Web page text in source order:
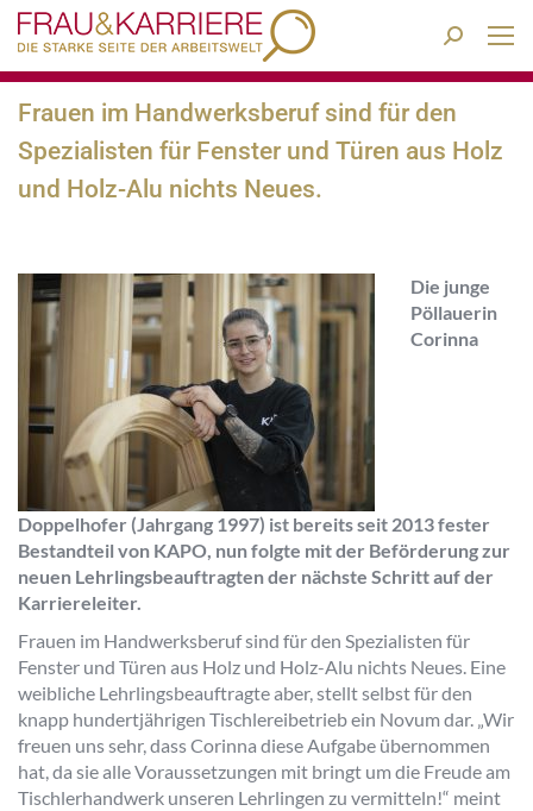
Search:
Frauen im Handwerksberuf sind für den
Spezialisten für Fenster und Türen aus Holz
und Holz-Alu nichts Neues.
Die junge
Pöllauerin
Corinna
Doppelhofer (Jahrgang 1997) ist bereits seit 2013 fester
Bestandteil von KAPO, nun folgte mit der Beförderung zur
neuen Lehrlingsbeauftragten der nächste Schritt auf der
Karriereleiter.
Frauen im Handwerksberuf sind für den Spezialisten für
Fenster und Türen aus Holz und Holz-Alu nichts Neues. Eine
weibliche Lehrlingsbeauftragte aber, stellt selbst für den
knapp hundertjährigen Tischlereibetrieb ein Novum dar. „Wir
freuen uns sehr, dass Corinna diese Aufgabe übernommen
hat, da sie alle Voraussetzungen mit bringt um die Freude am
Tischlerhandwerk unseren Lehrlingen zu vermitteln!“ meint